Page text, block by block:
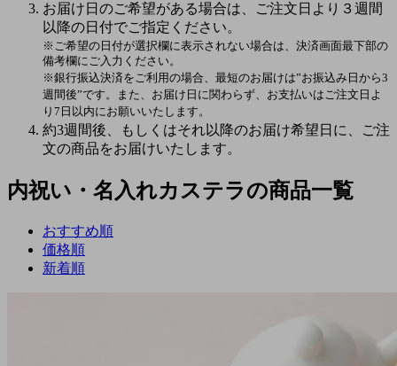
お届け日のご希望がある場合は、ご注文日より３週間
以降の日付でご指定ください。
※ご希望の日付が選択欄に表示されない場合は、決済画面最下部の
備考欄にご入力ください。
※銀行振込決済をご利用の場合、最短のお届けは”お振込み日から3
週間後”です。また、お届け日に関わらず、お支払いはご注文日よ
り7日以内にお願いいたします。
約3週間後、もしくはそれ以降のお届け希望日に、ご注
文の商品をお届けいたします。
内祝い・名入れカステラの商品一覧
おすすめ順
価格順
新着順